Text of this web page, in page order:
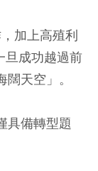
加上高殖利
旦成功越過前
天空」。
具備轉型題